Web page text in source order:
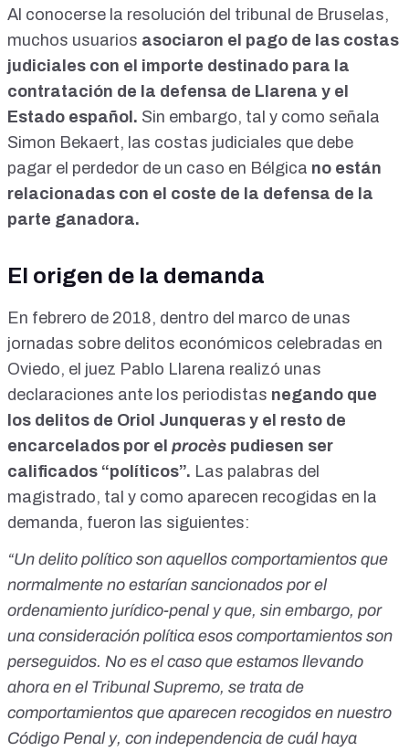
Al conocerse la resolución del tribunal de Bruselas,
muchos usuarios asociaron el pago de las costas
judiciales con el importe destinado para la
contratación de la defensa de Llarena y el
Estado español. Sin embargo, tal y como señala
Simon Bekaert, las costas judiciales que debe
pagar el perdedor de un caso en Bélgica no están
relacionadas con el coste de la defensa de la
parte ganadora.
El origen de la demanda
En febrero de 2018, dentro del marco de unas
jornadas sobre delitos económicos celebradas en
Oviedo, el juez Pablo Llarena realizó unas
declaraciones ante los periodistas negando que
los delitos de Oriol Junqueras y el resto de
encarcelados por el procès pudiesen ser
calificados “políticos”. Las palabras del
magistrado, tal y como aparecen recogidas en la
demanda, fueron las siguientes:
“Un delito político son aquellos comportamientos que
normalmente no estarían sancionados por el
ordenamiento jurídico-penal y que, sin embargo, por
una consideración política esos comportamientos son
perseguidos. No es el caso que estamos llevando
ahora en el Tribunal Supremo, se trata de
comportamientos que aparecen recogidos en nuestro
Código Penal y, con independencia de cuál haya